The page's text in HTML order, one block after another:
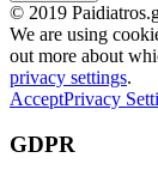
© 2019
We are using
out more about
privacy settings.
AcceptPrivacy
GDPR